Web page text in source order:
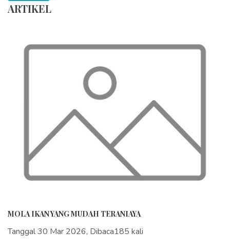
ARTIKEL
MOLA IKAN YANG MUDAH TERANIAYA
Tanggal 30 Mar 2026, Dibaca185 kali